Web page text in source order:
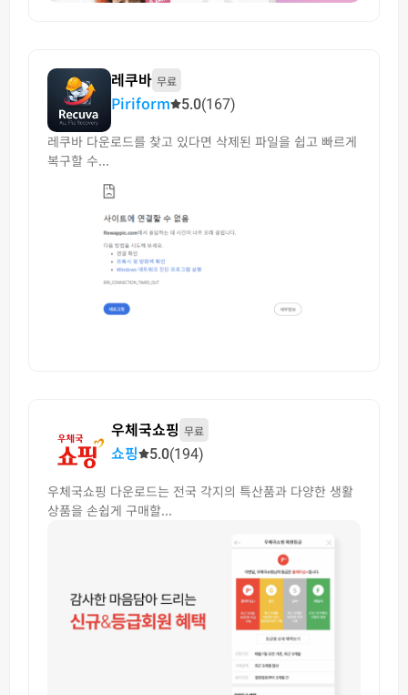
레쿠바 무료
Piriform 5.0(167)
레쿠바 다운로드를 찾고 있다면 삭제된 파일을 쉽고 빠르게
복구할 수...
우체국쇼핑 무료
쇼핑 5.0(194)
우체국쇼핑 다운로드는 전국 각지의 특산품과 다양한 생활
상품을 손쉽게 구매할...